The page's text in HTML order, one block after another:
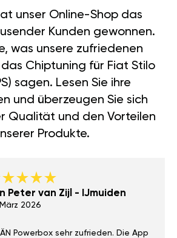
unser Online-Shop das
Kunden gewonnen.
was unsere zufriedenen
Chiptuning für Fiat Stilo
sagen. Lesen Sie ihre
und überzeugen Sie sich
Qualität und den Vorteilen
Produkte.
Peter van Zijl - IJmuiden
2026
Powerbox sehr zufrieden. Die App